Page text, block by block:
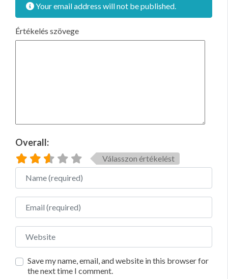
Your email address will not be published.
Értékelés szövege
Overall:
Válasszon értékelést
Name
Email
Website
Save my name, email, and website in this browser for
the next time I comment.